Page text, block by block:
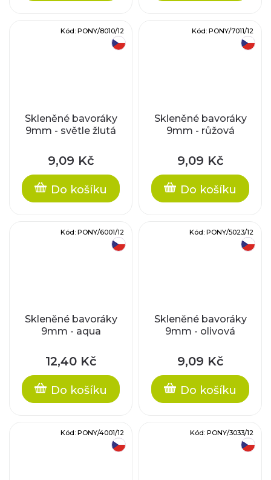
Skleněné bavoráky
9mm - světle žlutá
9,09 Kč
Do košíku
Kód: PONY/8010/12
Skleněné bavoráky
9mm - růžová
9,09 Kč
Do košíku
Kód: PONY/7011/12
Skleněné bavoráky
9mm - aqua
12,40 Kč
Do košíku
Kód: PONY/6001/12
Skleněné bavoráky
9mm - olivová
9,09 Kč
Do košíku
Kód: PONY/5023/12
Kód: PONY/4001/12 Kód: PONY/3033/12